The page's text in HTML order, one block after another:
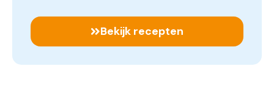
Bekijk recepten